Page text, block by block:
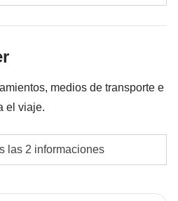
La cantidad del fondo común
actividades y extras que el
a los participantes.
y la parte correspondiente al
medios de transporte e
el viaje.
son en habitaciones
privadas podrían estar
las 2 informaciones